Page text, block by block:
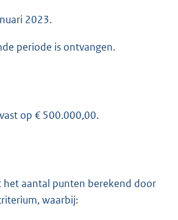
2023.
periode is ontvangen.
op € 500.000,00.
het aantal punten berekend door
waarbij: